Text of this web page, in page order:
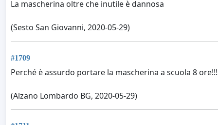
La mascherina oltre che inutile è dannosa
(Sesto San Giovanni, 2020-05-29)
#1709
Perché è assurdo portare la mascherina a scuola 8
(Alzano Lombardo BG, 2020-05-29)